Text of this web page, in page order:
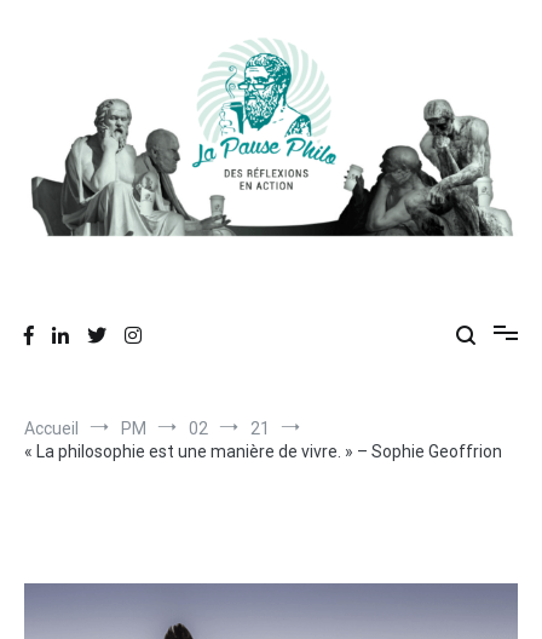
Accueil PM 02
21
« La philosophie est une manière de vivre. » – Sophie Geoffrion